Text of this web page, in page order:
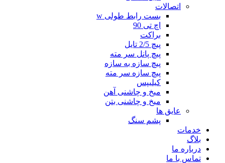
اتصالات
بست رابط طولی w
اچ تی 90
براکت
پیچ 2/5 تایل
پیچ پانل سر مته
پیچ سازه به سازه
پیچ سازه سر مته
کیلیپس
میخ و چاشنی آهن
میخ و چاشنی بتن
عایق ها
پشم سنگ
خدمات
بلاگ
درباره ما
تماس با ما